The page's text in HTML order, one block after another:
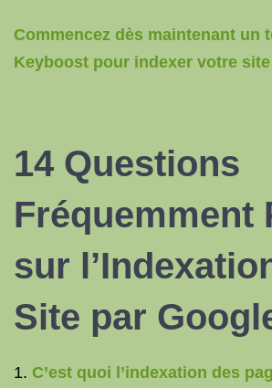
Commencez dès maintenant un
Keyboost pour indexer votre
14 Questions
Fréquemment
sur
Site par
C’est quoi l’indexation des